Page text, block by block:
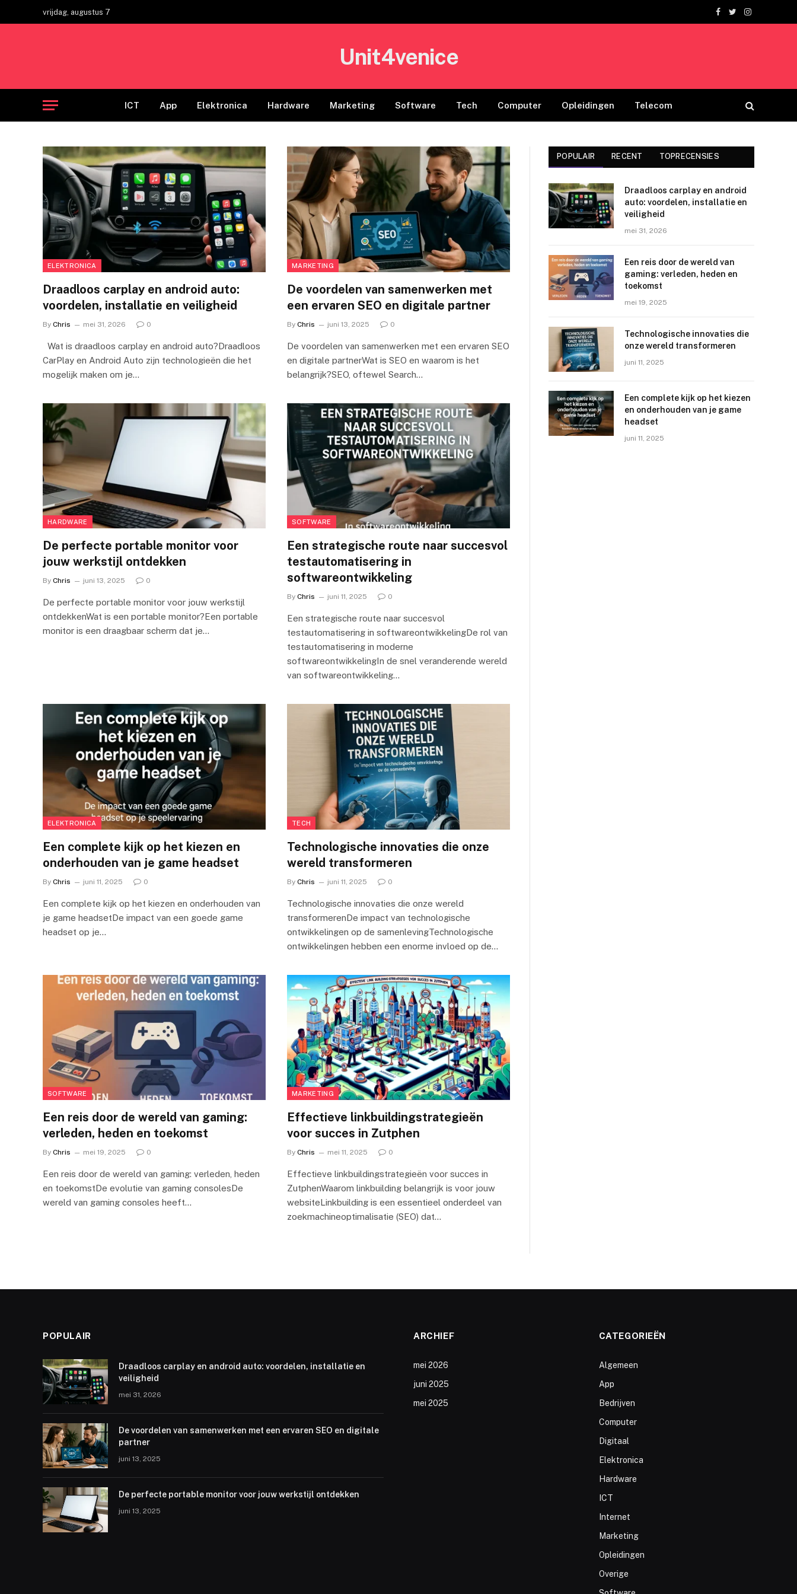
vrijdag, augustus 7
Facebook
TwitterInstagram
Unit4venice
ICT App Elektronica Hardware Marketing Software Tech Computer Opleidingen Telecom
ELEKTRONICA
Draadloos carplay en android auto:
voordelen, installatie en veiligheid
By Chris mei 31, 2026 0
Wat is draadloos carplay en android auto?Draadloos
CarPlay en Android Auto zijn technologieën die het
mogelijk maken om je…
MARKETING
De voordelen van samenwerken met
een ervaren SEO en digitale partner
By Chris juni 13, 2025 0
De voordelen van samenwerken met een ervaren SEO
en digitale partnerWat is SEO en waarom is het
belangrijk?SEO, oftewel Search…
HARDWARE
De perfecte portable monitor voor
jouw werkstijl ontdekken
By Chris juni 13, 2025 0
De perfecte portable monitor voor jouw werkstijl
ontdekkenWat is een portable monitor?Een portable
monitor is een draagbaar scherm dat je…
SOFTWARE
Een strategische route naar succesvol
testautomatisering in
softwareontwikkeling
By Chris juni 11, 2025 0
Een strategische route naar succesvol
testautomatisering in softwareontwikkelingDe rol van
testautomatisering in moderne
softwareontwikkelingIn de snel veranderende wereld
van softwareontwikkeling…
ELEKTRONICA
Een complete kijk op het kiezen en
onderhouden van je game headset
By Chris juni 11, 2025 0
Een complete kijk op het kiezen en onderhouden van
je game headsetDe impact van een goede game
headset op je…
TECH
Technologische innovaties die onze
wereld transformeren
By Chris juni 11, 2025 0
Technologische innovaties die onze wereld
transformerenDe impact van technologische
ontwikkelingen op de samenlevingTechnologische
ontwikkelingen hebben een enorme invloed op de…
SOFTWARE
Een reis door de wereld van gaming:
verleden, heden en toekomst
By Chris mei 19, 2025 0
Een reis door de wereld van gaming: verleden, heden
en toekomstDe evolutie van gaming consolesDe
wereld van gaming consoles heeft…
MARKETING
Effectieve linkbuildingstrategieën
voor succes in Zutphen
By Chris mei 11, 2025 0
Effectieve linkbuildingstrategieën voor succes in
ZutphenWaarom linkbuilding belangrijk is voor jouw
websiteLinkbuilding is een essentieel onderdeel van
zoekmachineoptimalisatie (SEO) dat…
POPULAIR RECENT TOPRECENSIES
Draadloos carplay en android
auto: voordelen, installatie en
veiligheid
mei 31, 2026
Een reis door de wereld van
gaming: verleden, heden en
toekomst
mei 19, 2025
Technologische innovaties die
onze wereld transformeren
juni 11, 2025
Een complete kijk op het kiezen
en onderhouden van je game
headset
juni 11, 2025
POPULAIR
Draadloos carplay en android auto: voordelen, installatie en
veiligheid
mei 31, 2026
De voordelen van samenwerken met een ervaren SEO en digitale
partner
juni 13, 2025
De perfecte portable monitor voor jouw werkstijl ontdekken
juni 13, 2025
ARCHIEF
mei 2026
juni 2025
mei 2025
CATEGORIEËN
Algemeen
App
Bedrijven
Computer
Digitaal
Elektronica
Hardware
ICT
Internet
Marketing
Opleidingen
Overige